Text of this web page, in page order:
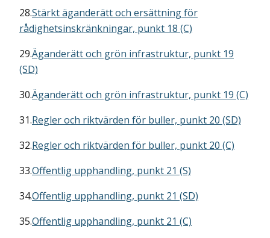
28.Stärkt äganderätt och ersättning för
rådighetsinskränkningar, punkt 18 (C)
29.Äganderätt och grön infrastruktur, punkt 19
(SD)
30.Äganderätt och grön infrastruktur, punkt 19 (C)
31.Regler och riktvärden för buller, punkt 20 (SD)
32.Regler och riktvärden för buller, punkt 20 (C)
33.Offentlig upphandling, punkt 21 (S)
34.Offentlig upphandling, punkt 21 (SD)
35.Offentlig upphandling, punkt 21 (C)